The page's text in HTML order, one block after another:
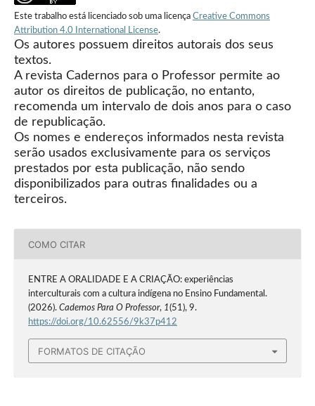
Este trabalho está licenciado sob uma licença Creative Commons
Attribution 4.0 International License.
Os autores possuem direitos autorais dos seus
textos.
A revista Cadernos para o Professor permite ao
autor os direitos de publicação, no entanto,
recomenda um intervalo de dois anos para o caso
de republicação.
Os nomes e endereços informados nesta revista
serão usados exclusivamente para os serviços
prestados por esta publicação, não sendo
disponibilizados para outras finalidades ou a
terceiros.
COMO CITAR
ENTRE A ORALIDADE E A CRIAÇÃO: experiências
interculturais com a cultura indígena no Ensino Fundamental.
(2026). Cadernos Para O Professor, 1(51), 9.
https://doi.org/10.62556/9k37p412
FORMATOS DE CITAÇÃO